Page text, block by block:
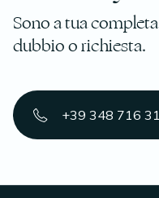
Sono a tua
dubbio o richiesta.
+39 348 716